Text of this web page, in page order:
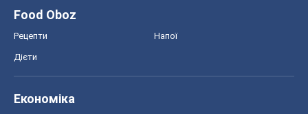
Food Oboz
Рецепти Напої
Дієти
Економіка